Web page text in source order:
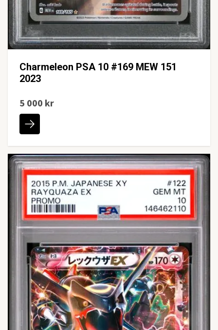
Charmeleon PSA 10 #169 MEW 151
2023
5 000 kr